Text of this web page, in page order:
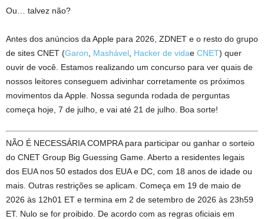
Ou… talvez não?
Antes dos anúncios da Apple para 2026, ZDNET e o resto do grupo
de sites CNET (Garon Mashável Hacker de vidae CNET) quer
ouvir de você. Estamos realizando um concurso para ver quais de
nossos leitores conseguem adivinhar corretamente os próximos
movimentos da Apple. Nossa segunda rodada de perguntas
começa hoje, 7 de julho, e vai até 21 de julho. Boa sorte!
NÃO É NECESSÁRIA COMPRA para participar ou ganhar o sorteio
do CNET Group Big Guessing Game. Aberto a residentes legais
dos EUA nos 50 estados dos EUA e DC, com 18 anos de idade ou
mais. Outras restrições se aplicam. Começa em 19 de maio de
2026 às 12h01 ET e termina em 2 de setembro de 2026 às 23h59
ET. Nulo se for proibido. De acordo com as regras oficiais em